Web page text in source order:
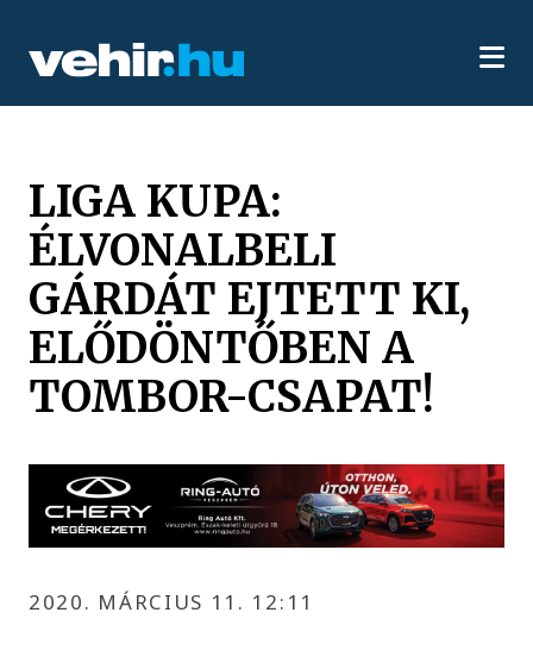
LIGA KUPA:
ÉLVONALBELI
GÁRDÁT EJTETT KI,
ELŐDÖNTŐBEN A
TOMBOR-CSAPAT!
2020. MÁRCIUS 11. 12:11